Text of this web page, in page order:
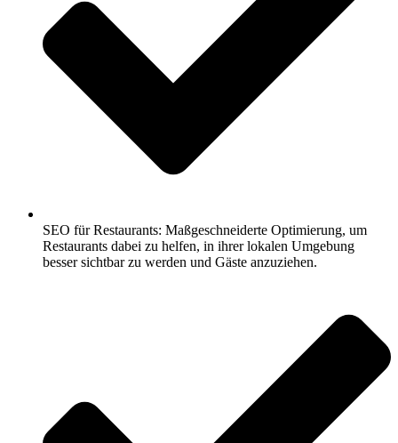
SEO für Restaurants: Maßgeschneiderte Optimierung, um
Restaurants dabei zu helfen, in ihrer lokalen Umgebung
besser sichtbar zu werden und Gäste anzuziehen.